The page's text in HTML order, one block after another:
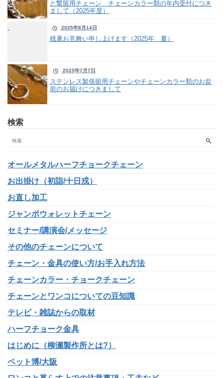
と繋留用チェーン チェーンカラー類の年内受付につき
まして（2025年度）
2025年8月14日
残暑お見舞い申し上げます（2025年 夏）
2025年7月7日
ステンレス製係留用チェーンやチェーンカラー類のお盆
前のお届けにつきまして
検索
オールメタルハーフチョークチェーン
お出掛け（初詣/十日戎）
お直し加工
ジャンボウォレットチェーン
セミナー/講演会/メッセージ
その他のチェーンについて
チェーン・金具の使い方/お手入れ方法
チェーンカラー・チョークチェーン
チェーンとワンコについての豆知識
テレビ・雑誌からの取材
ハーフチョーク金具
はじめに（柳瀬製作所とは?）
ペット博/大阪